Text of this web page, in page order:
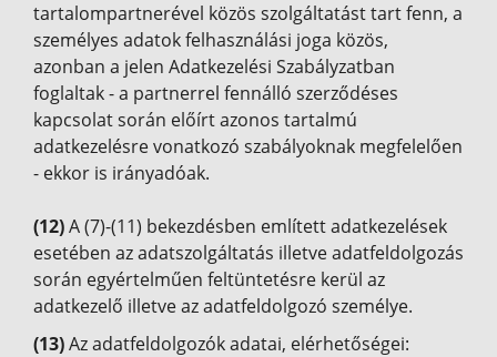
tartalompartnerével közös szolgáltatást tart fenn, a
személyes adatok felhasználási joga közös,
azonban a jelen Adatkezelési Szabályzatban
foglaltak - a partnerrel fennálló szerződéses
kapcsolat során előírt azonos tartalmú
adatkezelésre vonatkozó szabályoknak megfelelően
- ekkor is irányadóak.
(12)A (7)-(11) bekezdésben említett adatkezelések
esetében az adatszolgáltatás illetve adatfeldolgozás
során egyértelműen feltüntetésre kerül az
adatkezelő illetve az adatfeldolgozó személye.
(13)Az adatfeldolgozók adatai, elérhetőségei: